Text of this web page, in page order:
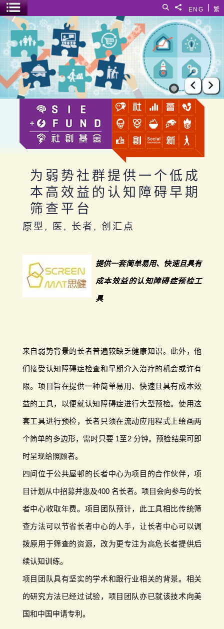
繁
ENG
分享給
搜寻
菜单开关
为弱势社群提供一个低成本高效益的认知障碍早期筛查平台
上一张
下
为弱势社群提供一个低成
本高效益的认知障碍早期
筛查平台
原型, 医, 长者, 创汇点
提供一套简单易用、快速且具有
成本效益的认知障碍症预检工
具
来自弱势背景的长者普遍较缺乏健康知识。此外，他
们接受认知障碍症检查和早期介入治疗的机会或许有
限。项目旨在提供一种简单易用、快速且具有成本效
益的工具，以便就认知障碍症进行大型预检。使用这
套工具进行预检，长者只须在流动应用程式上绘画两
个简单的多边形，需时只要 1至2 分钟。预检结果可即
时呈现给照顾者。
四间位于公共屋邨的长者中心为项目的合作伙伴，项
目计划从中招募并惠及400 名长者。项目会向参与的长
者中心收取年费。项目团队预计，此工具相比传统筛
查方法可以节省长者中心的人手，让长者中心可以调
拨原用于筛查的资源，改为更专注为高危长者提供后
续认知训练。
项目团队具有坚实的学术和跟行业相关的背景。相关
的研究方法已经过试验，项目团队亦已就该技术向美
国和中国申请专利。